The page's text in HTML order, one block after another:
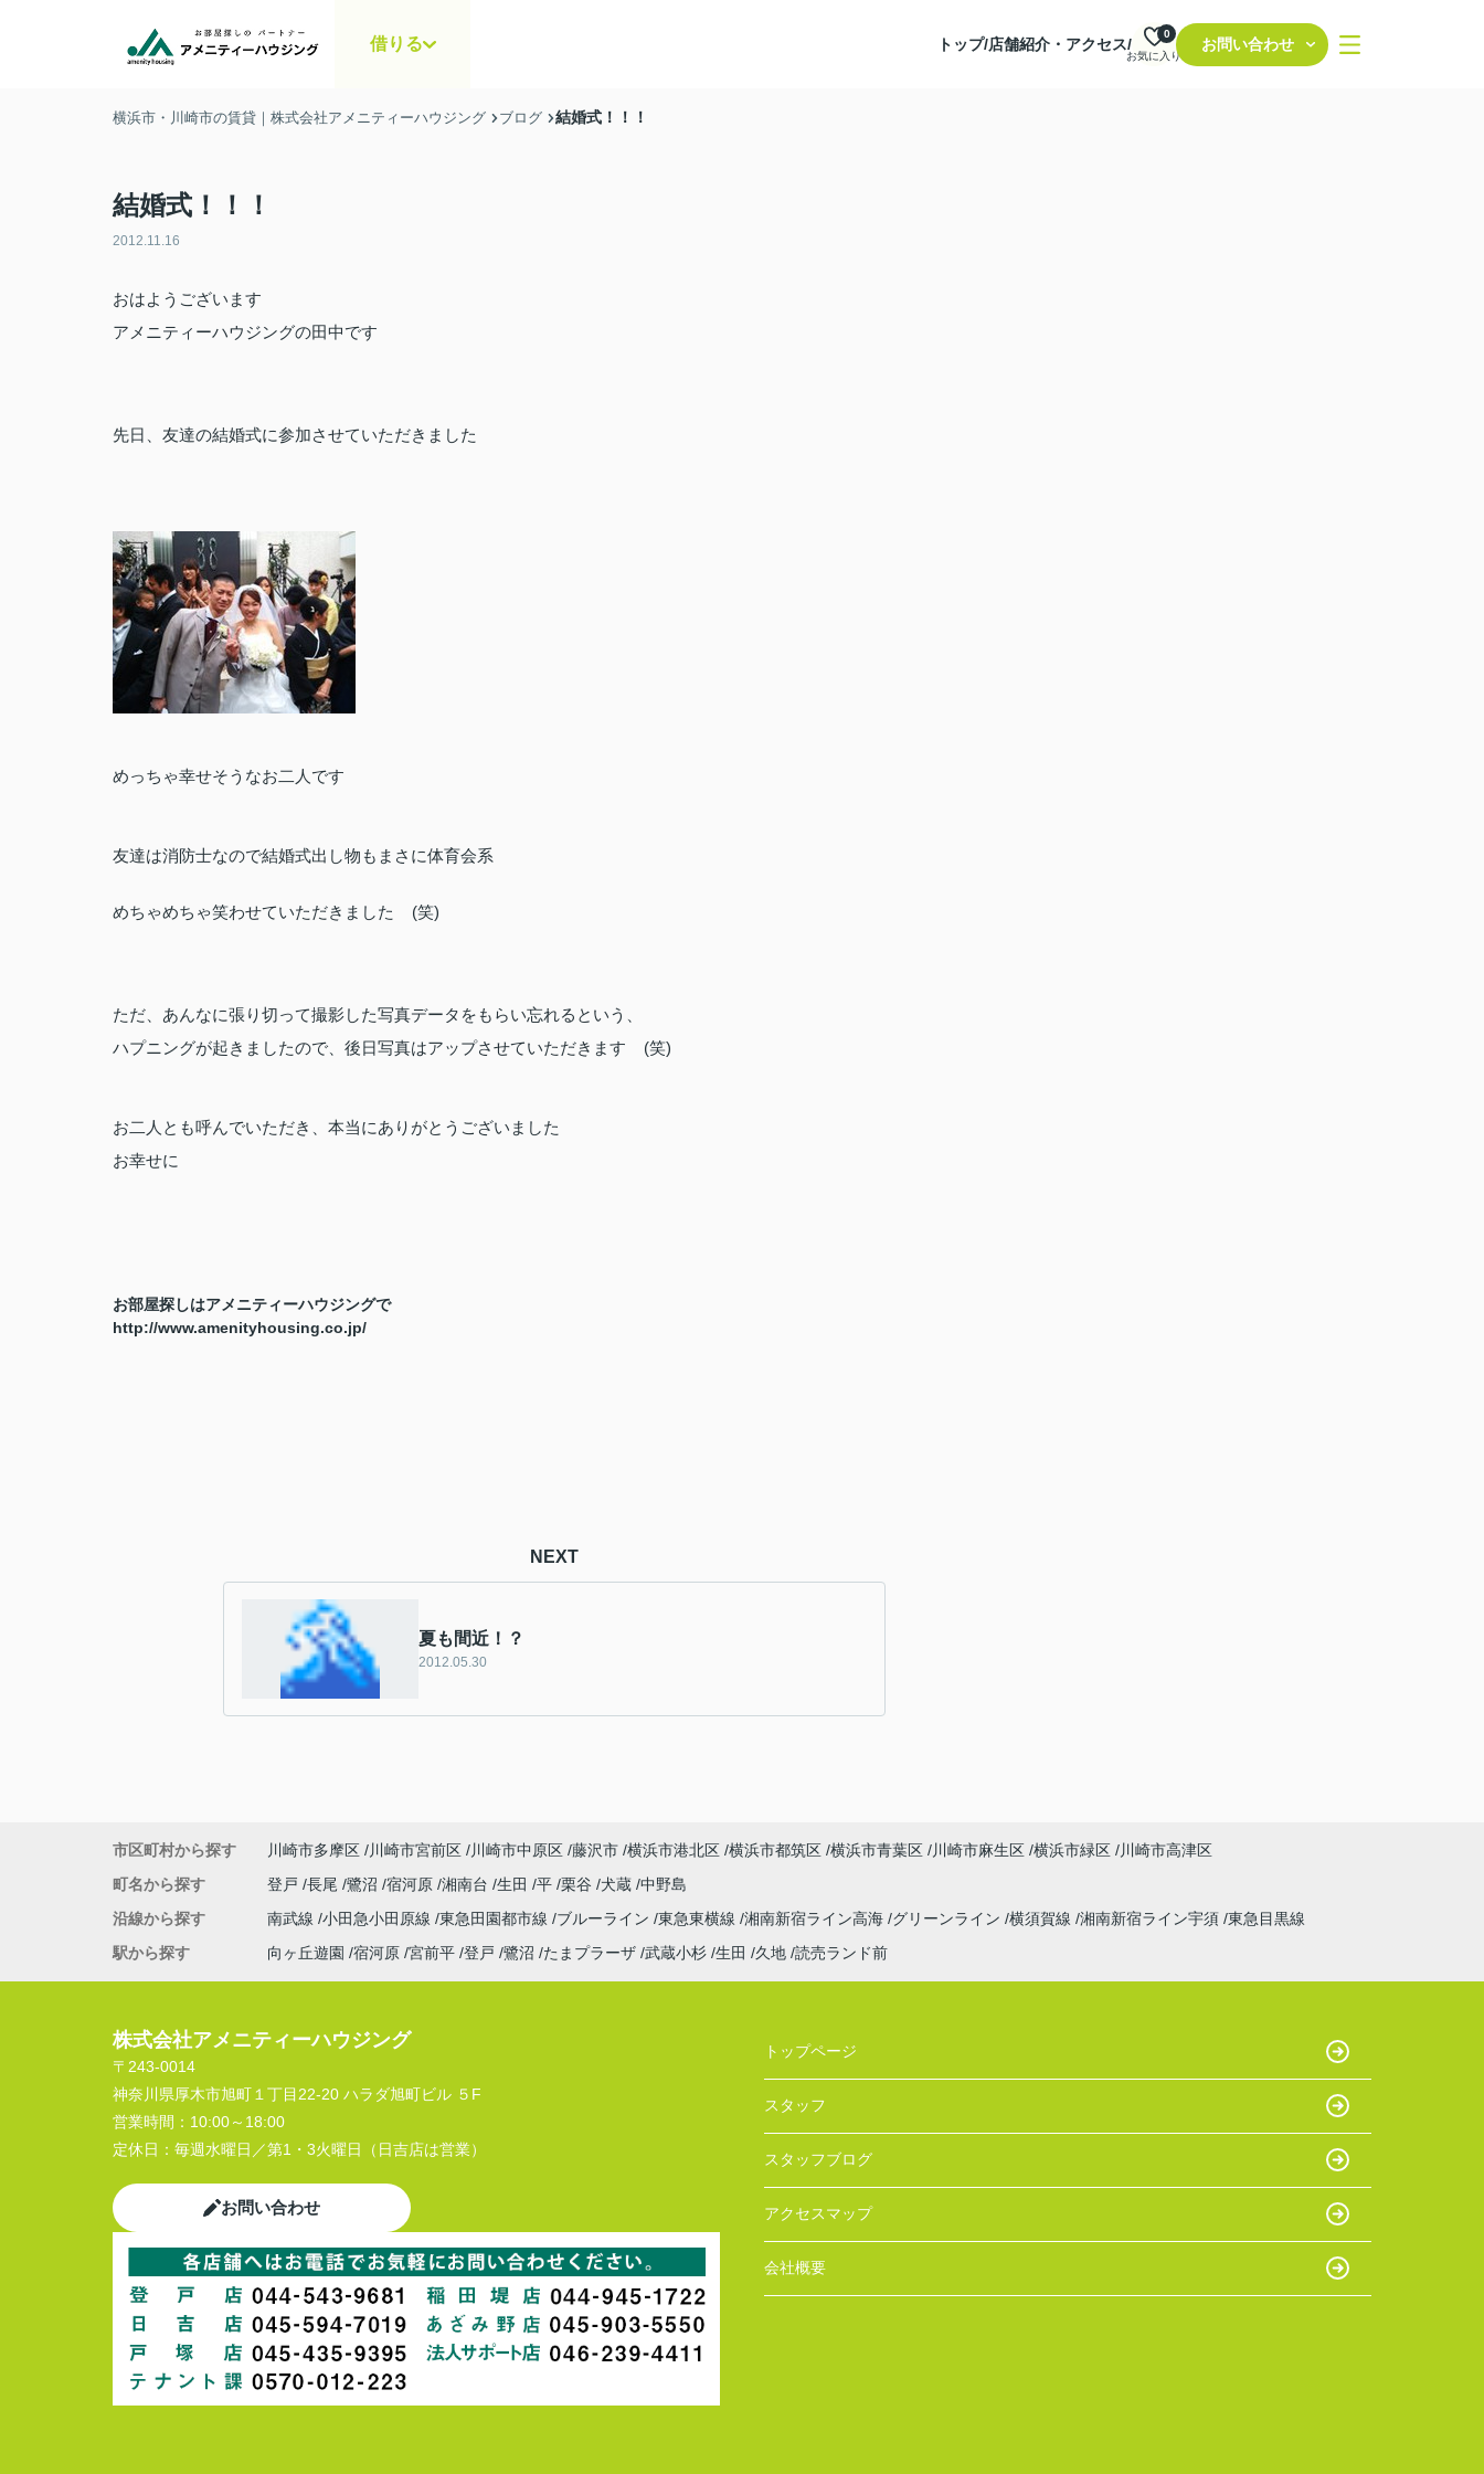
借りる トップ/店舗紹介・アクセス/
お気に入り
0
お問い合わせ
横浜市・川崎市の賃貸｜株式会社アメニティーハウジング ブログ 結婚式！！！
結婚式！！！
2012.11.16
おはようございます
アメニティーハウジングの田中です
先日、友達の結婚式に参加させていただきました
めっちゃ幸せそうなお二人です
友達は消防士なので結婚式出し物もまさに体育会系
めちゃめちゃ笑わせていただきました (笑)
ただ、あんなに張り切って撮影した写真データをもらい忘れるという、
ハプニングが起きましたので、後日写真はアップさせていただきます
(笑)
お二人とも呼んでいただき、本当にありがとうございました
お幸せに
お部屋探しはアメニティーハウジングで
http://www.amenityhousing.co.jp/
NEXT
夏も間近！？
2012.05.30
市区町村から探す 川崎市多摩区 川崎市宮前区 川崎市中原区 藤沢市 横浜市港北区 横浜市都筑区 横浜市青葉区 川崎市麻生区 横浜市緑区
川崎市高津区
町名から探す
登戸 長尾 鷺沼 宿河原 湘南台 生田 平 栗谷 犬蔵 中野島
沿線から探す
南武線 小田急小田原線 東急田園都市線 ブルーライン 東急東横線 湘南新宿ライン高海 グリーンライン 横須賀線 湘南新宿ライン宇須 東急目黒線
駅から探す
向ヶ丘遊園 宿河原 宮前平 登戸 鷺沼 たまプラーザ 武蔵小杉 生田 久地 読売ランド前
株式会社アメニティーハウジング
〒243-0014
神奈川県厚木市旭町１丁目22-20 ハラダ旭町ビル ５F
営業時間： 10:00～18:00
定休日： 毎週水曜日／第1・3火曜日（日吉店は営業）
お問い合わせ
トップページ
スタッフ
スタッフブログ
アクセスマップ
会社概要